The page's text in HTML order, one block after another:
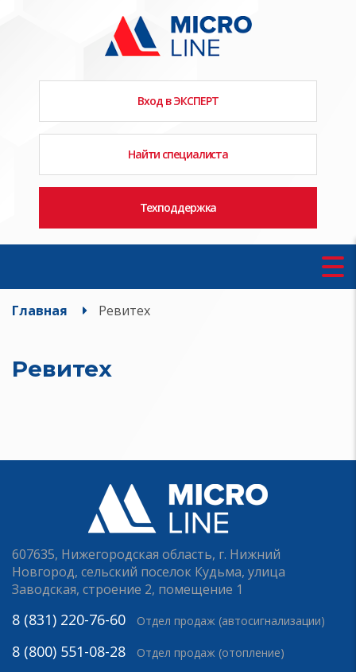
Вход в ЭКСПЕРТ
Найти специалиста
Техподдержка
Главная Ревитех
Ревитех
607635, Нижегородская область, г. Нижний
Новгород, сельский поселок Кудьма, улица
Заводская, строение 2, помещение 1
8 (831) 220-76-60 Отдел продаж (автосигнализации)
8 (800) 551-08-28 Отдел продаж (отопление)